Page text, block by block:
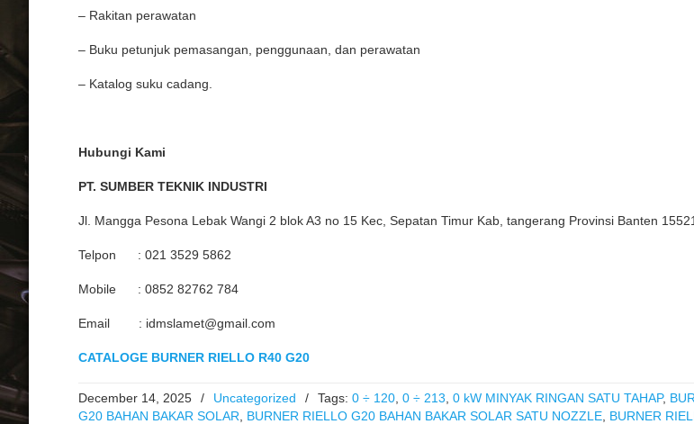
– Rakitan perawatan
– Buku petunjuk pemasangan, penggunaan, dan perawatan
– Katalog suku cadang.
Hubungi Kami
PT. SUMBER TEKNIK INDUSTRI
Jl. Mangga Pesona Lebak Wangi 2 blok A3 no 15 Kec, Sepatan Timur Kab, tangerang Provinsi Banten 15521
Telpon : 021 3529 5862
Mobile : 0852 82762 784
Email : idmslamet@gmail.com
CATALOGE BURNER RIELLO R40 G20
December 14, 2025 / Uncategorized / Tags: 0 ÷ 120 0 ÷ 213 0 kW MINYAK RINGAN SATU TAHAP,
G20 BAHAN BAKAR SOLAR
BURNER RIELLO G20 BAHAN BAKAR SOLAR SATU NOZZLE BURNER